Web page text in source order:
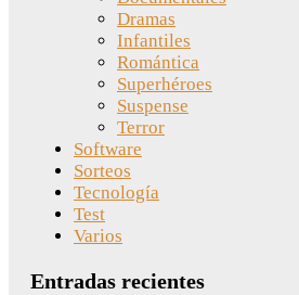
Dramas
Infantiles
Romántica
Superhéroes
Suspense
Terror
Software
Sorteos
Tecnología
Test
Varios
Entradas recientes